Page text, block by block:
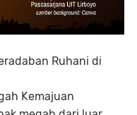
Ruhani di
Kemajuan